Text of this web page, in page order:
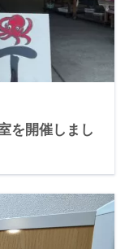
を開催しまし